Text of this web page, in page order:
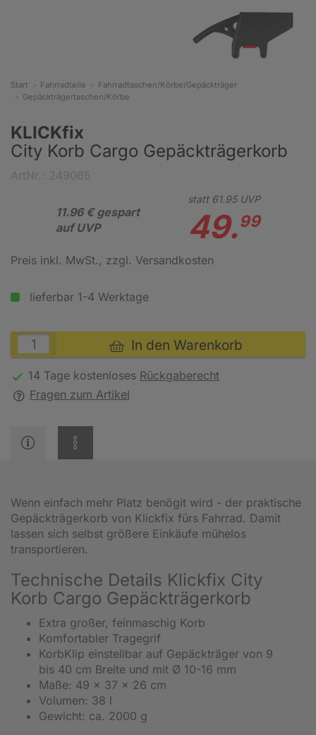
Start Fahrradteile
Fahrradtaschen/Körbe/Gepäckträger
Gepäckträgertaschen/Körbe
KLICKfix
City Korb Cargo Gepäckträgerkorb
11.96 € gespart
auf UVP
statt 61.95UVP
49.99
Preis inkl. MwSt., zzgl. Versandkosten
lieferbar 1-4 Werktage
In den Warenkorb
14 Tage kostenloses Rückgaberecht
Fragen zum Artikel
Wenn einfach mehr Platz benögit wird - der praktische
Gepäckträgerkorb von Klickfix fürs Fahrrad. Damit
lassen sich selbst größere Einkäufe mühelos
transportieren.
Technische Details Klickfix City
Korb Cargo Gepäckträgerkorb
Extra großer, feinmaschig Korb
Komfortabler Tragegrif
KorbKlip einstellbar auf Gepäckträger von 9
bis 40 cm Breite und mit Ø 10-16 mm
Maße: 49 x 37 x 26 cm
Volumen: 38 l
Gewicht: ca. 2000 g